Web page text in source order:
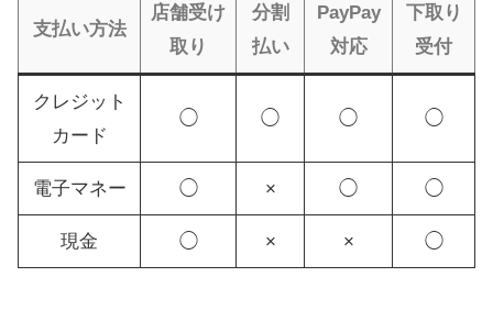
支払い方法
店舗受け
取り
分割
払い
PayPay
対応
下取り
受付
クレジット
カード
◯ ◯ ◯ ◯
電子マネー ◯ × ◯ ◯
現金 ◯ × × ◯